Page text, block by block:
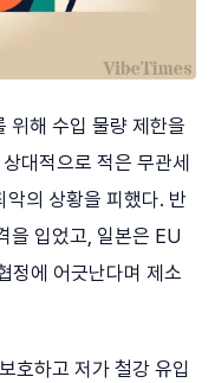
위해 수입 물량 제한을
대적으로 적은 무관세
의 상황을 피했다. 반
을 입었고, 일본은 EU
정에 어긋난다며 제소
호하고 저가 철강 유입